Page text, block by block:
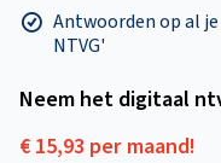
Antwoorden op al
NTVG'
Neem het digitaal
€ 15,93 per maand!